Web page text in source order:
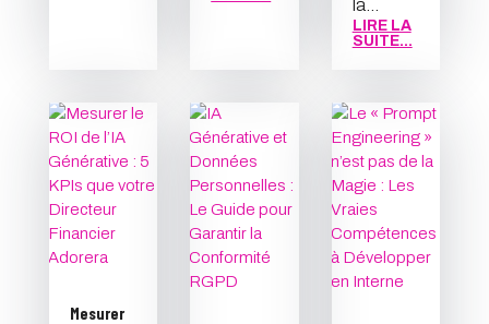
la...
LIRE LA
SUITE...
Mesurer